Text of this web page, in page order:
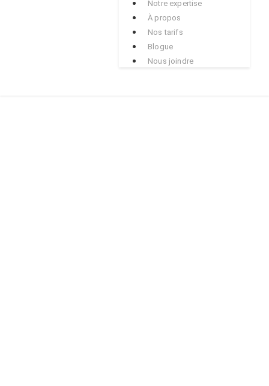
Notre expertise
À propos
Nos tarifs
Blogue
Nous joindre